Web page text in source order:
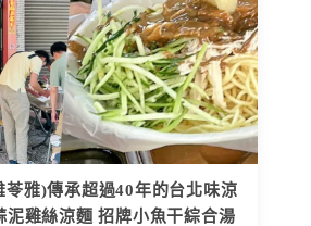
苓雅)傳承超過40年的台北味涼
泥雞絲涼麵 招牌小魚干綜合湯